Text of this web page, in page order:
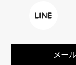
メー